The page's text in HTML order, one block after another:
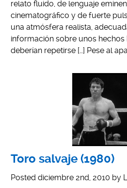
relato fluido, de lenguaje
cinematográfico y de fuerte
una atmósfera realista,
información sobre unos
deberían repetirse […] Pese al
Toro salvaje (1980)
Posteddiciembre 2nd, 2010 by